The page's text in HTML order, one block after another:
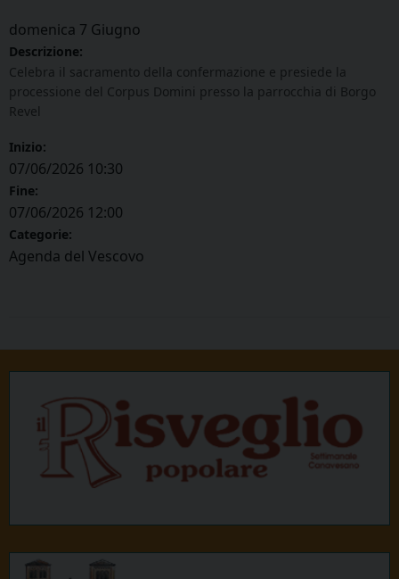
domenica 7 Giugno
Descrizione:
Celebra il sacramento della confermazione e presiede la
processione del Corpus Domini presso la parrocchia di Borgo
Revel
Inizio:
07/06/2026 10:30
Fine:
07/06/2026 12:00
Categorie:
Agenda del Vescovo